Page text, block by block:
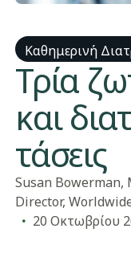
Καθημερινή
​Τρία
και
τάσεις
​Susan Bowerman,
Director,
20 Οκτωβρίου